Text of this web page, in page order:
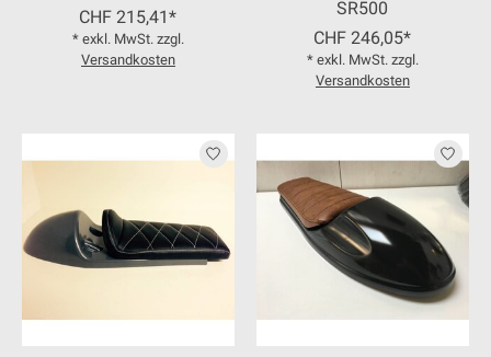
CHF 215,41*
* exkl. MwSt. zzgl.
Versandkosten
SR500
CHF 246,05*
* exkl. MwSt. zzgl.
Versandkosten